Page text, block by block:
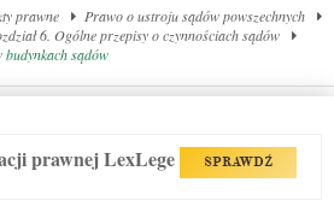
prawne
Prawo o ustroju sądów powszechnych
6. Ogólne przepisy o czynnościach sądów
budynkach sądów
prawnej LexLege SPRAWDŹ